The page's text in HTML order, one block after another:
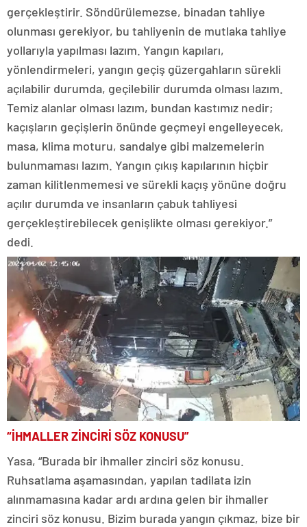
gerçekleştirir. Söndürülemezse, binadan tahliye
olunması gerekiyor, bu tahliyenin de mutlaka tahliye
yollarıyla yapılması lazım. Yangın kapıları,
yönlendirmeleri, yangın geçiş güzergahların sürekli
açılabilir durumda, geçilebilir durumda olması lazım.
Temiz alanlar olması lazım, bundan kastımız nedir;
kaçışların geçişlerin önünde geçmeyi engelleyecek,
masa, klima moturu, sandalye gibi malzemelerin
bulunmaması lazım. Yangın çıkış kapılarının hiçbir
zaman kilitlenmemesi ve sürekli kaçış yönüne doğru
açılır durumda ve insanların çabuk tahliyesi
gerçekleştirebilecek genişlikte olması gerekiyor.”
dedi.
“İHMALLER ZİNCİRİ SÖZ KONUSU”
Yasa, “Burada bir ihmaller zinciri söz konusu.
Ruhsatlama aşamasından, yapılan tadilata izin
alınmamasına kadar ardı ardına gelen bir ihmaller
zinciri söz konusu. Bizim burada yangın çıkmaz, bize bir